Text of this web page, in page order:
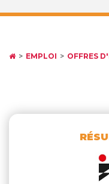
EMPLOI OFFRES